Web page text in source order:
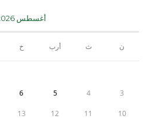
أغسطس 2026
ن ث أرب خ
3
4
5
6
10
11
12
13